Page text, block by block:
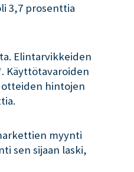
3,7 prosenttia
Elintarvikkeiden
Käyttötavaroiden
hintojen
myynti
sen sijaan laski,